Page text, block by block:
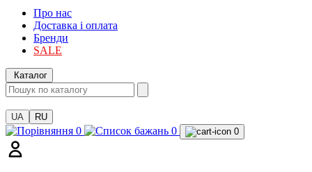
Про нас
Доставка і оплата
Бренди
SALE
Каталог
UA RU
0 0 0